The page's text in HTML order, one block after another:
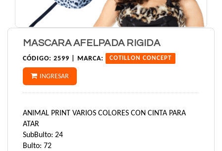
MASCARA AFELPADA RIGIDA
CÓDIGO: 2599 | MARCA: COTILLON CONCEPT
INGRESAR
ANIMAL PRINT VARIOS COLORES CON CINTA PARA
ATAR
SubBulto: 24
Bulto: 72